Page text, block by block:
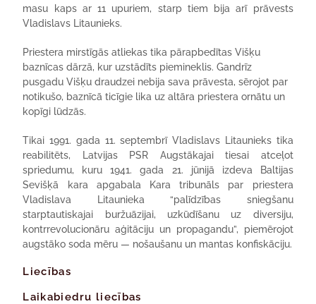
masu kaps ar 11 upuriem, starp tiem bija arī prāvests
Vladislavs Litaunieks.
Priestera mirstīgās atliekas tika pārapbedītas Višķu
baznīcas dārzā, kur uzstādīts piemineklis. Gandrīz
pusgadu Višķu draudzei nebija sava prāvesta, sērojot par
notikušo, baznīcā ticīgie lika uz altāra priestera ornātu un
kopīgi lūdzās.
Tikai 1991. gada 11. septembrī Vladislavs Litaunieks tika
reabilitēts, Latvijas PSR Augstākajai tiesai atceļot
spriedumu, kuru 1941. gada 21. jūnijā izdeva Baltijas
Sevišķā kara apgabala Kara tribunāls par priestera
Vladislava Litaunieka “palīdzības sniegšanu
starptautiskajai buržuāzijai, uzkūdīšanu uz diversiju,
kontrrevolucionāru aģitāciju un propagandu”, piemērojot
augstāko soda mēru — nošaušanu un mantas konfiskāciju.
Liecības
Laikabiedru liecības